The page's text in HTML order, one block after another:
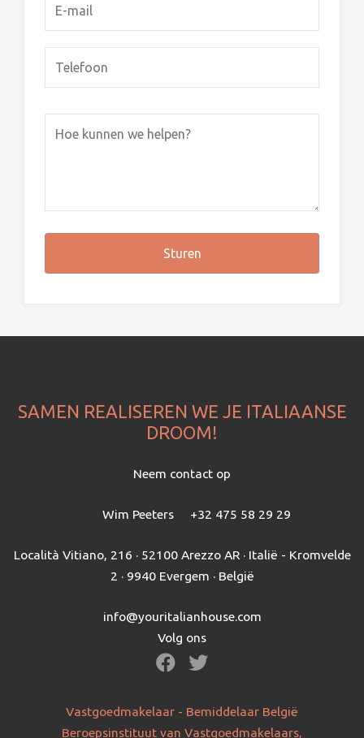
SAMEN REALISEREN WE JE ITALIAANSE
DROOM!
Neem contact op
Wim Peeters +32 475 58 29 29
Località Vitiano, 216 · 52100 Arezzo AR · Italië - Kromvelde
2 · 9940 Evergem · België
info@youritalianhouse.com
Volg ons
Vastgoedmakelaar - Bemiddelaar België
Beroepsinstituut van Vastgoedmakelaars,